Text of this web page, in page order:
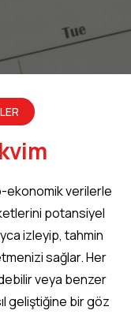
ekonomik verilerle
potansiyel
izleyip, tahmin
sağlar. Her
veya benzer
geliştiğine bir göz